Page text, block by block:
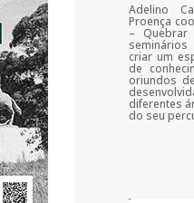
Adelino
Proença
– Quebrar
criar um
de
oriundos
diferentes
do seu